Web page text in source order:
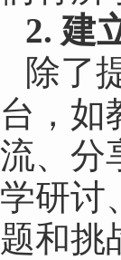
2. 建
除了
台，如
流、分
学研讨
题和挑